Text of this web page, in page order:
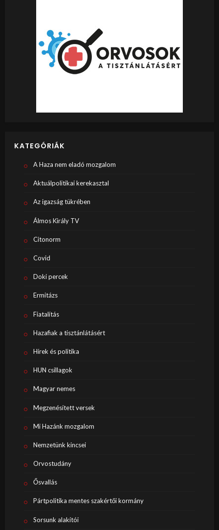
KATEGÓRIÁK
A Haza nem eladó mozgalom
Aktuálpolitikai kerekasztal
Az igazság tükrében
Álmos Király TV
Citonorm
Covid
Doki percek
Ermitázs
Fiatalítás
Hazafiak a tisztánlátásért
Hírek és politika
HUN csillagok
Magyar nemes
Megzenésített versek
Mi Hazánk mozgalom
Nemzetünk kincsei
Orvostudány
Ősvallás
Pártpolitika mentes szakértői kormány
Sorsunk alakítói